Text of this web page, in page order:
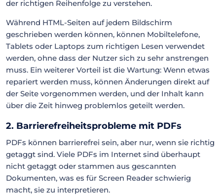
der richtigen Reihenfolge zu verstehen.
Während HTML-Seiten auf jedem Bildschirm
geschrieben werden können, können Mobiltelefone,
Tablets oder Laptops zum richtigen Lesen verwendet
werden, ohne dass der Nutzer sich zu sehr anstrengen
muss. Ein weiterer Vorteil ist die Wartung: Wenn etwas
repariert werden muss, können Änderungen direkt auf
der Seite vorgenommen werden, und der Inhalt kann
über die Zeit hinweg problemlos geteilt werden.
2. Barrierefreiheitsprobleme mit PDFs
PDFs können barrierefrei sein, aber nur, wenn sie richtig
getaggt sind. Viele PDFs im Internet sind überhaupt
nicht getaggt oder stammen aus gescannten
Dokumenten, was es für Screen Reader schwierig
macht, sie zu interpretieren.